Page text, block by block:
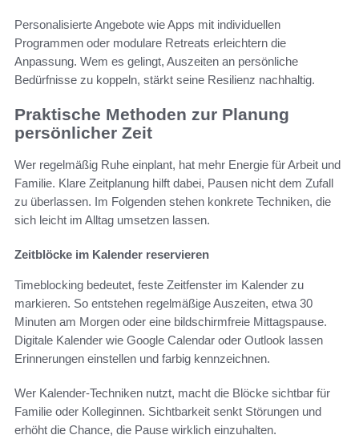
Personalisierte Angebote wie Apps mit individuellen
Programmen oder modulare Retreats erleichtern die
Anpassung. Wem es gelingt, Auszeiten an persönliche
Bedürfnisse zu koppeln, stärkt seine Resilienz nachhaltig.
Praktische Methoden zur Planung
persönlicher Zeit
Wer regelmäßig Ruhe einplant, hat mehr Energie für Arbeit und
Familie. Klare Zeitplanung hilft dabei, Pausen nicht dem Zufall
zu überlassen. Im Folgenden stehen konkrete Techniken, die
sich leicht im Alltag umsetzen lassen.
Zeitblöcke im Kalender reservieren
Timeblocking bedeutet, feste Zeitfenster im Kalender zu
markieren. So entstehen regelmäßige Auszeiten, etwa 30
Minuten am Morgen oder eine bildschirmfreie Mittagspause.
Digitale Kalender wie Google Calendar oder Outlook lassen
Erinnerungen einstellen und farbig kennzeichnen.
Wer Kalender-Techniken nutzt, macht die Blöcke sichtbar für
Familie oder Kolleginnen. Sichtbarkeit senkt Störungen und
erhöht die Chance, die Pause wirklich einzuhalten.